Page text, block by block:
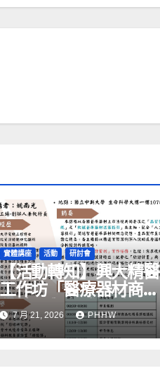
實體講座 活動 研討會
活動轉知】興大精醫
作坊「醫療器材商品
精要與實戰研討」
7 月 21, 2026 PHHW